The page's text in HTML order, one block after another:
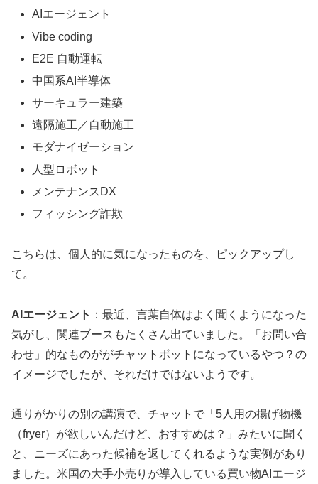
AIエージェント
Vibe coding
E2E 自動運転
中国系AI半導体
サーキュラー建築
遠隔施工／自動施工
モダナイゼーション
人型ロボット
メンテナンスDX
フィッシング詐欺
こちらは、個人的に気になったものを、ピックアップし
て。
AIエージェント ：最近、言葉自体はよく聞くようになった
気がし、関連ブースもたくさん出ていました。「お問い合
わせ」的なものががチャットボットになっているやつ？の
イメージでしたが、それだけではないようです。
通りがかりの別の講演で、チャットで「5人用の揚げ物機
（fryer）が欲しいんだけど、おすすめは？」みたいに聞く
と、ニーズにあった候補を返してくれるような実例があり
ました。米国の大手小売りが導入している買い物AIエージ